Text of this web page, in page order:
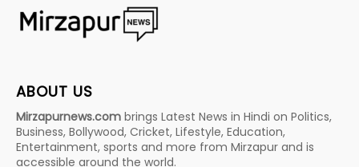
ABOUT US
Mirzapurnews.com brings Latest News in Hindi on Politics,
Business, Bollywood, Cricket, Lifestyle, Education,
Entertainment, sports and more from Mirzapur and is
accessible around the world.